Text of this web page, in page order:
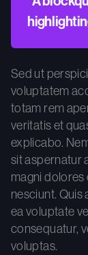
Sed ut
voluptatem
totam rem
veritatis et
explicabo.
sit aspernatur
magni
nesciunt. Quis
ea voluptate
consequatur,
voluptas.